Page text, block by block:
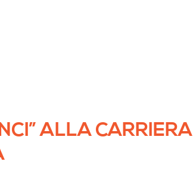
ALLA CARRIERA